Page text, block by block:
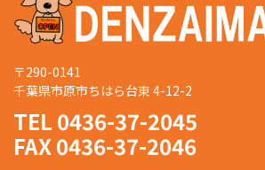
〒290-0141
千葉県市原市ちはら台東 4-12-2
TEL 0436-37-2045
FAX 0436-37-2046